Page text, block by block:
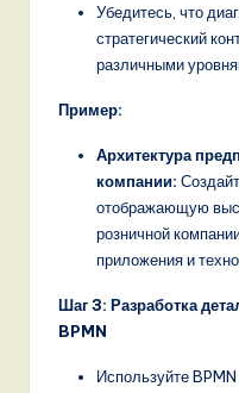
Убедитесь, что
стратегический
различными
Пример:
Архитектура
компании:
отображающую
розничной
приложения и
Шаг 3: Разработка
BPMN
Используйте